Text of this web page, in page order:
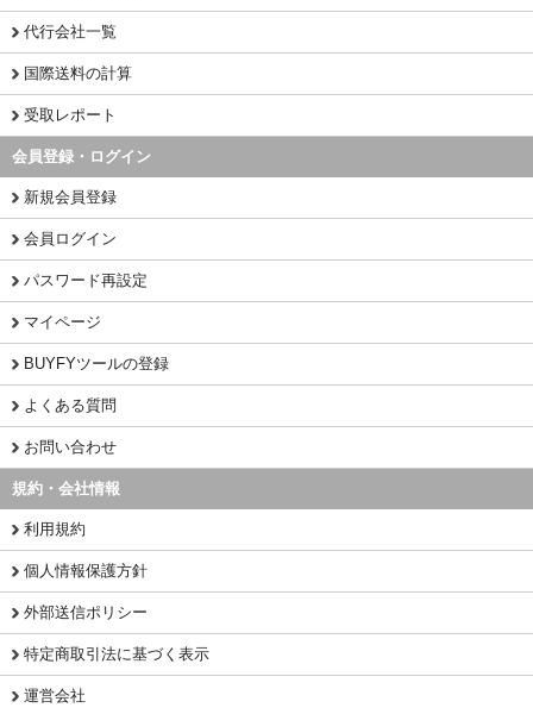
代行会社一覧
国際送料の計算
受取レポート
会員登録・ログイン
新規会員登録
会員ログイン
パスワード再設定
マイページ
BUYFYツールの登録
よくある質問
お問い合わせ
規約・会社情報
利用規約
個人情報保護方針
外部送信ポリシー
特定商取引法に基づく表示
運営会社